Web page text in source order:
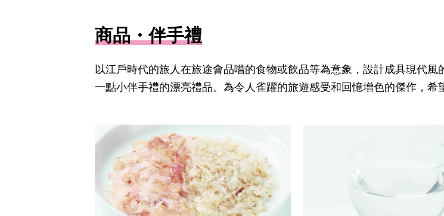
商品・伴手禮
以江戶時代的旅人在旅途會品嚐的食物或飲品等為意象，設計成具現代
一點小伴手禮的漂亮禮品。為令人雀躍的旅遊感受和回憶增色的傑作，希